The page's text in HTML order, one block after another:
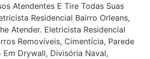
Atendentes E Tire Todas Suas
Residencial Bairro Orleans,
Atender. Eletricista Residencial
Removíveis, Cimentícia, Parede
Em Drywall, Divisória Naval,